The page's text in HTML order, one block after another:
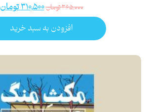
۳۶۵,۰۰۰تومان۳۱۰,۵۰۰تومان
افزودن به سبد خرید